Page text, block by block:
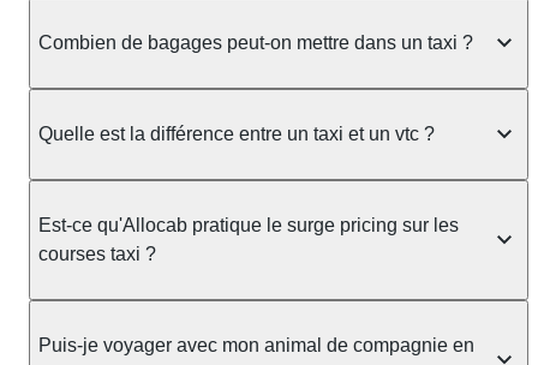
Combien de bagages peut-on mettre dans un taxi ?
taxi berline accueille en général jusqu'à 3 bagages
ou nombreux, précisez-le dans le champ "Message
au chauffeur" lors de la réservation. Le prix n'est
pas impacté par le nombre de bagages.
Quelle est la différence entre un taxi et un vtc ?
prendre en charge directement dans la rue, à une
station ou sur réservation, avec un tarif au
réservation et propose un prix fixe annoncé à
l'avance. Chez Allocab, réservez facilement votre
Est-ce qu'Allocab pratique le surge pricing sur les
courses taxi ?
réglementation préfectorale et suit un barème
Puis-je voyager avec mon animal de compagnie en